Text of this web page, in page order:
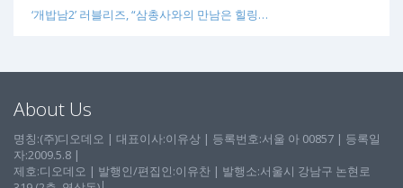
‘개밥남2’ 러블리즈, “삼총사와의 만남은 힐링…
About Us
명칭:(주)디오데오 | 대표이사:이유상 | 등록번호:서울 아 00857 | 등록일
자:2009.5.8 |
제호:디오데오 | 발행인/편집인:이유찬 | 발행소:서울시 강남구 논현로